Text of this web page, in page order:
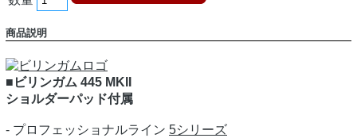
商品説明
■ビリンガム 445 MKII
ショルダーパッド付属
- プロフェッショナルライン 5シリーズ